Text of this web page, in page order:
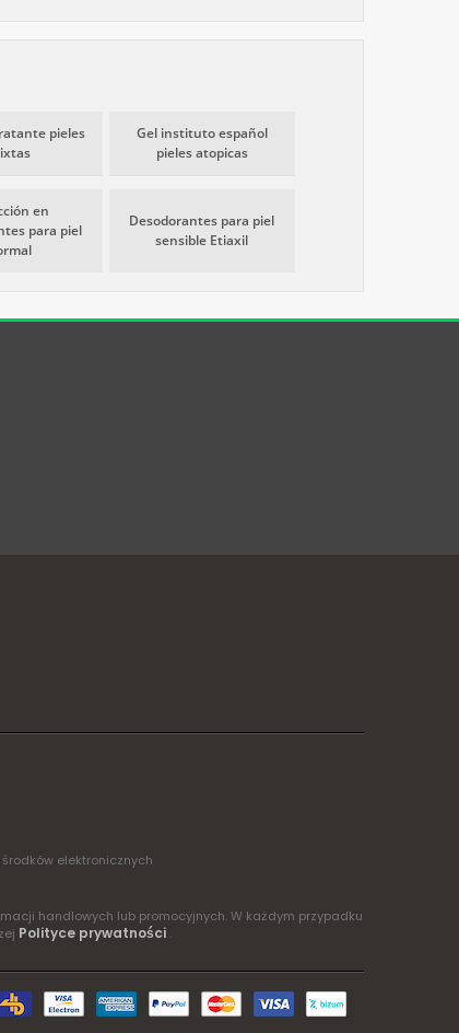
pieles
Gel instituto español
pieles atopicas
en
para piel
Desodorantes para piel
sensible Etiaxil
elektronicznych
handlowych lub promocyjnych. W każdym przypadku
Polityce prywatności .